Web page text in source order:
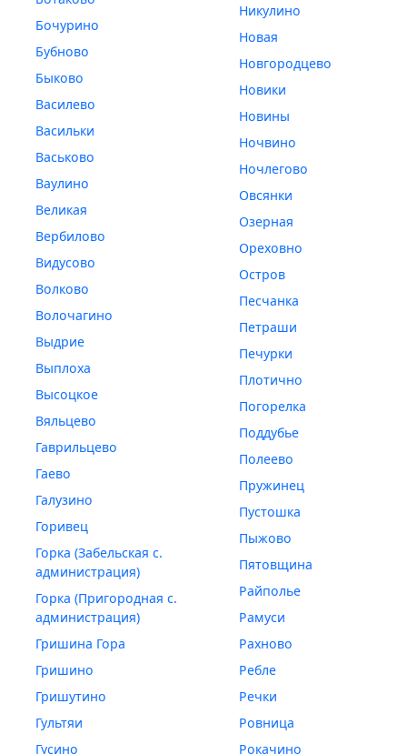
Бочурино
Бубново
Быково
Василево
Васильки
Васьково
Ваулино
Великая
Вербилово
Видусово
Волково
Волочагино
Выдрие
Выплоха
Высоцкое
Вяльцево
Гаврильцево
Гаево
Галузино
Горивец
Горка (Забельская с.
администрация)
Горка (Пригородная с.
администрация)
Гришина Гора
Гришино
Гришутино
Гультяи
Гусино
Никулино
Новая
Новгородцево
Новики
Новины
Ночвино
Ночлегово
Овсянки
Озерная
Ореховно
Остров
Песчанка
Петраши
Печурки
Плотично
Погорелка
Поддубье
Полеево
Пружинец
Пустошка
Пыжово
Пятовщина
Райполье
Рамуси
Рахново
Ребле
Речки
Ровница
Рокачино